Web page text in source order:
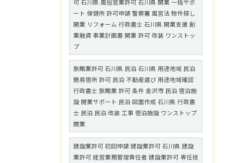
可 石川県 風俗営業許可 石川県 開業 一括サポ
ート 保健所 許可申請 警察署 風営法 物件探し
開業 リフォーム 行政書士 石川県 開業支援 創
業融資 事業計画書 開業 許可 改装 ワンストッ
プ
旅館業許可 石川県 民泊 石川県 用途地域 民泊
簡易宿所 許可 民泊 不動産選び 用途地域確認
行政書士 旅館業 許可 条件 金沢市 民泊 宿泊施
設 開業サポート 民泊 図面作成 石川県 行政書
士 民泊 民泊 改装 工事 宿泊施設 ワンストップ
開業
建設業許可 初回申請 建設業許可 石川県 建設
業許可 経営業務管理責任者 建設業許可 専任技